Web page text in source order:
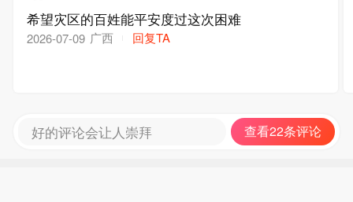
希望灾区的百姓能平安度过这次困难
2026-07-09 广西 回复TA
好的评论会让人崇拜 查看22条评论